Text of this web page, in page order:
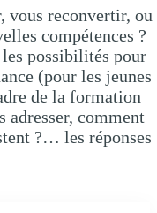
vous reconvertir, ou
compétences ?
possibilités pour
(pour les jeunes
de la formation
adresser, comment
?… les réponses